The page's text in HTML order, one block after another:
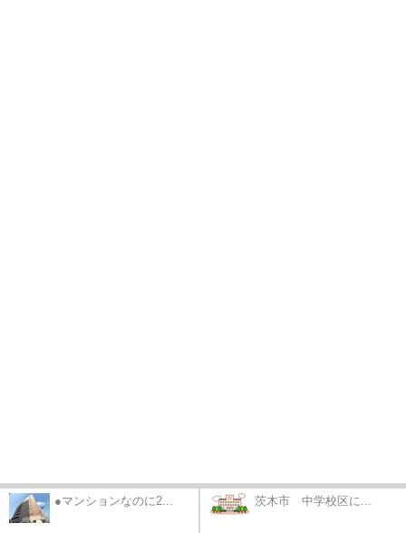
●マンションなのに2... 茨木市 中学校区に...